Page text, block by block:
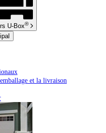
U-Box®
et la livraison